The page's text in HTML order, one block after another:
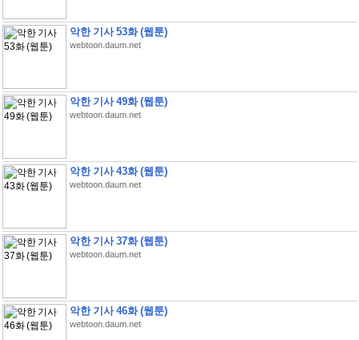
악한 기사 53화 (웹툰)
webtoon.daum.net
악한 기사 49화 (웹툰)
webtoon.daum.net
악한 기사 43화 (웹툰)
webtoon.daum.net
악한 기사 37화 (웹툰)
webtoon.daum.net
악한 기사 46화 (웹툰)
webtoon.daum.net